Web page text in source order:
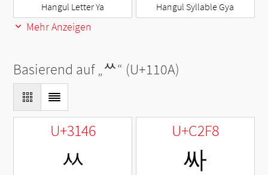
Hangul Letter Ya Hangul Syllable Gya
Mehr Anzeigen
Basierend auf „ᄊ“ (U+110A)
U+3146
ㅆ
U+C2F8
싸